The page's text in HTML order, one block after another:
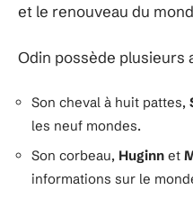
et le renouveau du
Odin possède plusieurs
Son cheval à huit pattes,
les neuf mondes.
Son corbeau, Huginn et
informations sur le